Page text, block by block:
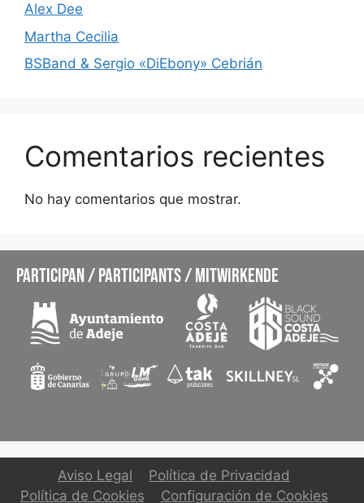
Alex Dee
Martha Cecilia
BSBand & Sergio «DiEbony» Cebrián
Comentarios recientes
No hay comentarios que mostrar.
PARTICIPAN / PARTICIPANTS / MITWIRKENDE
Aviso Legal
Política de Privacidad
Política de Cookies
Configuración de Cookies